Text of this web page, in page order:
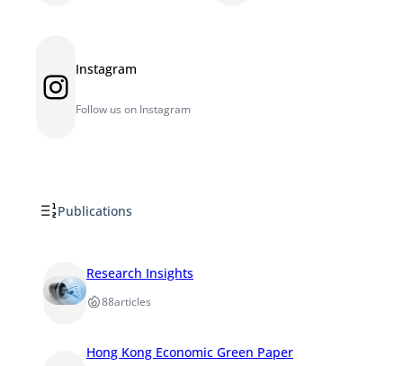
Instagram Instagram
Follow us on Instagram
Publications
Research Insights
88articles
Hong Kong Economic Green Paper